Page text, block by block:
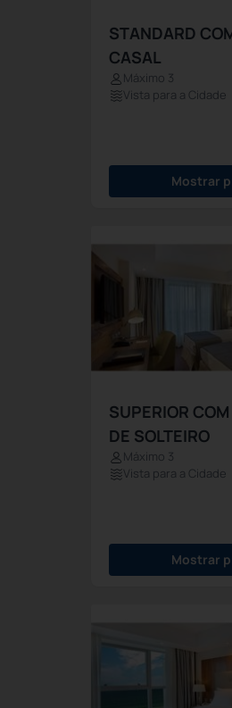
STANDARD
CASAL
Máximo 3
Vista para a Cidade
Mostrar
SUPERIOR
DE SOLTEIRO
Máximo 3
Vista para a Cidade
Mostrar